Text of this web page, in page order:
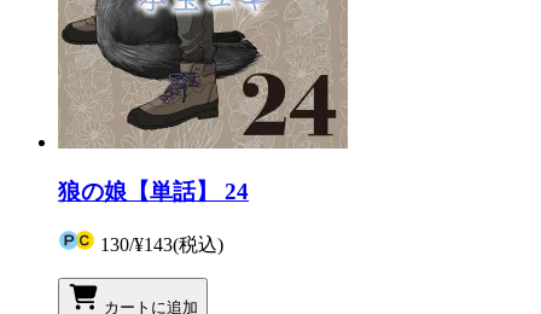
狼の娘【単話】 24
130/¥143(税込)
カートに追加